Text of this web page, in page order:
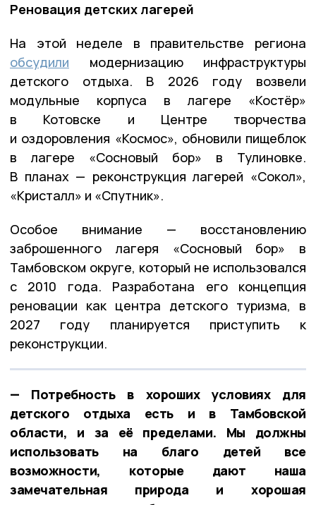
Реновация детских лагерей
На этой неделе в правительстве региона
обсудили модернизацию инфраструктуры
детского отдыха. В 2026 году возвели
модульные корпуса в лагере «Костёр»
в Котовске и Центре творчества
и оздоровления «Космос», обновили пищеблок
в лагере «Сосновый бор» в Тулиновке.
В планах — реконструкция лагерей «Сокол»,
«Кристалл» и «Спутник».
Особое внимание — восстановлению
заброшенного лагеря «Сосновый бор» в
Тамбовском округе, который не использовался
с 2010 года. Разработана его концепция
реновации как центра детского туризма, в
2027 году планируется приступить к
реконструкции.
— Потребность в хороших условиях для
детского отдыха есть и в Тамбовской
области, и за её пределами. Мы должны
использовать на благо детей все
возможности, которые дают наша
замечательная природа и хорошая